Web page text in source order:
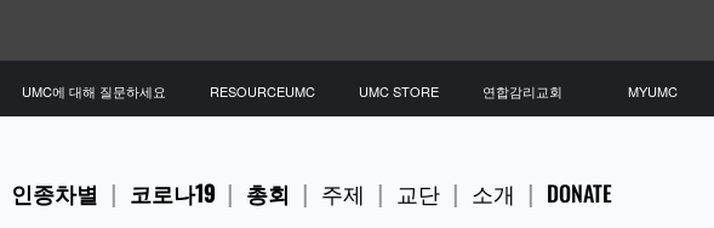
인종차별 코로나19 총회 주제 교단 소개 DONATE
UMC에 대해 질문하세요 RESOURCEUMC UMC STORE 연합감리교회 MYUMC